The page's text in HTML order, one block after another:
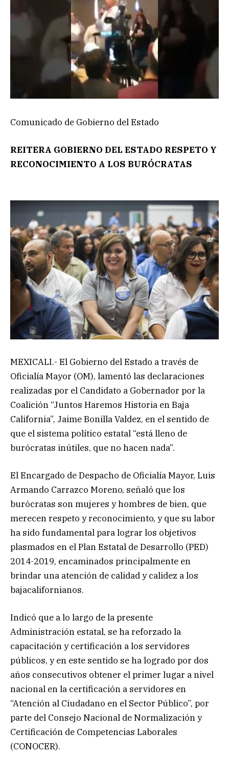
Comunicado de Gobierno del Estado
REITERA GOBIERNO DEL ESTADO RESPETO Y
RECONOCIMIENTO A LOS BURÓCRATAS
MEXICALI.- El Gobierno del Estado a través de
Oficialía Mayor (OM), lamentó las declaraciones
realizadas por el Candidato a Gobernador por la
Coalición “Juntos Haremos Historia en Baja
California”, Jaime Bonilla Valdez, en el sentido de
que el sistema político estatal “está lleno de
burócratas inútiles, que no hacen nada”.
El Encargado de Despacho de Oficialía Mayor, Luis
Armando Carrazco Moreno, señaló que los
burócratas son mujeres y hombres de bien, que
merecen respeto y reconocimiento, y que su labor
ha sido fundamental para lograr los objetivos
plasmados en el Plan Estatal de Desarrollo (PED)
2014-2019, encaminados principalmente en
brindar una atención de calidad y calidez a los
bajacalifornianos.
Indicó que a lo largo de la presente
Administración estatal, se ha reforzado la
capacitación y certificación a los servidores
públicos, y en este sentido se ha logrado por dos
años consecutivos obtener el primer lugar a nivel
nacional en la certificación a servidores en
“Atención al Ciudadano en el Sector Público”, por
parte del Consejo Nacional de Normalización y
Certificación de Competencias Laborales
(CONOCER).